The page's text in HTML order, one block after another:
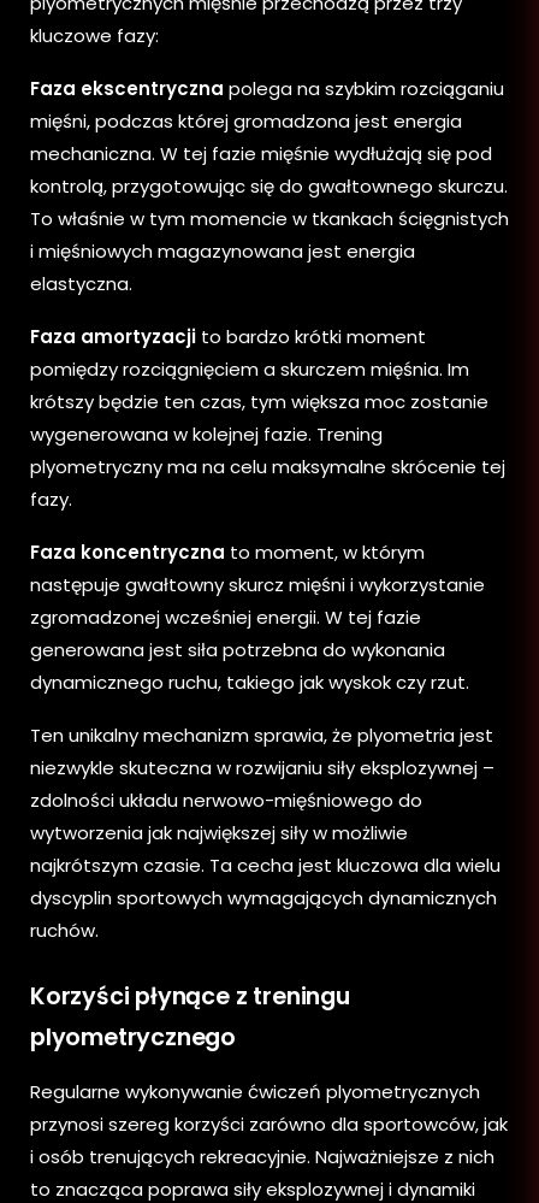
kluczowe fazy:
Faza ekscentryczna polega na szybkim rozciąganiu
mięśni, podczas której gromadzona jest energia
mechaniczna. W tej fazie mięśnie wydłużają się pod
kontrolą, przygotowując się do gwałtownego skurczu.
To właśnie w tym momencie w tkankach ścięgnistych
i mięśniowych magazynowana jest energia
elastyczna.
Faza amortyzacji to bardzo krótki moment
pomiędzy rozciągnięciem a skurczem mięśnia. Im
krótszy będzie ten czas, tym większa moc zostanie
wygenerowana w kolejnej fazie. Trening
plyometryczny ma na celu maksymalne skrócenie tej
fazy.
Faza koncentryczna to moment, w którym
następuje gwałtowny skurcz mięśni i wykorzystanie
zgromadzonej wcześniej energii. W tej fazie
generowana jest siła potrzebna do wykonania
dynamicznego ruchu, takiego jak wyskok czy rzut.
Ten unikalny mechanizm sprawia, że plyometria jest
niezwykle skuteczna w rozwijaniu siły eksplozywnej –
zdolności układu nerwowo-mięśniowego do
wytworzenia jak największej siły w możliwie
najkrótszym czasie. Ta cecha jest kluczowa dla wielu
dyscyplin sportowych wymagających dynamicznych
ruchów.
Korzyści płynące z treningu
plyometrycznego
Regularne wykonywanie ćwiczeń plyometrycznych
przynosi szereg korzyści zarówno dla sportowców, jak
i osób trenujących rekreacyjnie. Najważniejsze z nich
to znacząca poprawa siły eksplozywnej i dynamiki